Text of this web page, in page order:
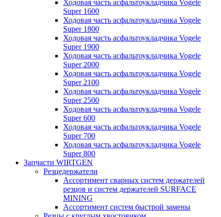
Ходовая часть асфальтоукладчика Vogele
Super 1600
Ходовая часть асфальтоукладчика Vogele
Super 1800
Ходовая часть асфальтоукладчика Vogele
Super 1900
Ходовая часть асфальтоукладчика Vogele
Super 2000
Ходовая часть асфальтоукладчика Vogele
Super 2100
Ходовая часть асфальтоукладчика Vogele
Super 2500
Ходовая часть асфальтоукладчика Vogele
Super 600
Ходовая часть асфальтоукладчика Vogele
Super 700
Ходовая часть асфальтоукладчика Vogele
Super 800
Запчасти WIRTGEN
Резцедержатели
Ассортимент сварных систем держателей
резцов и систем держателей SURFACE
MINING
Ассортимент систем быстрой замены